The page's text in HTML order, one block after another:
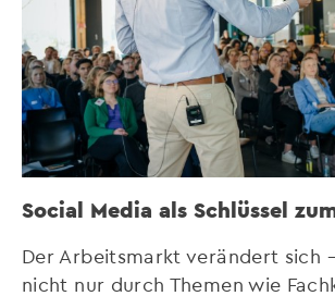
Social Media als Schlüssel
Der Arbeitsmarkt verändert sich
nicht nur durch Themen wie